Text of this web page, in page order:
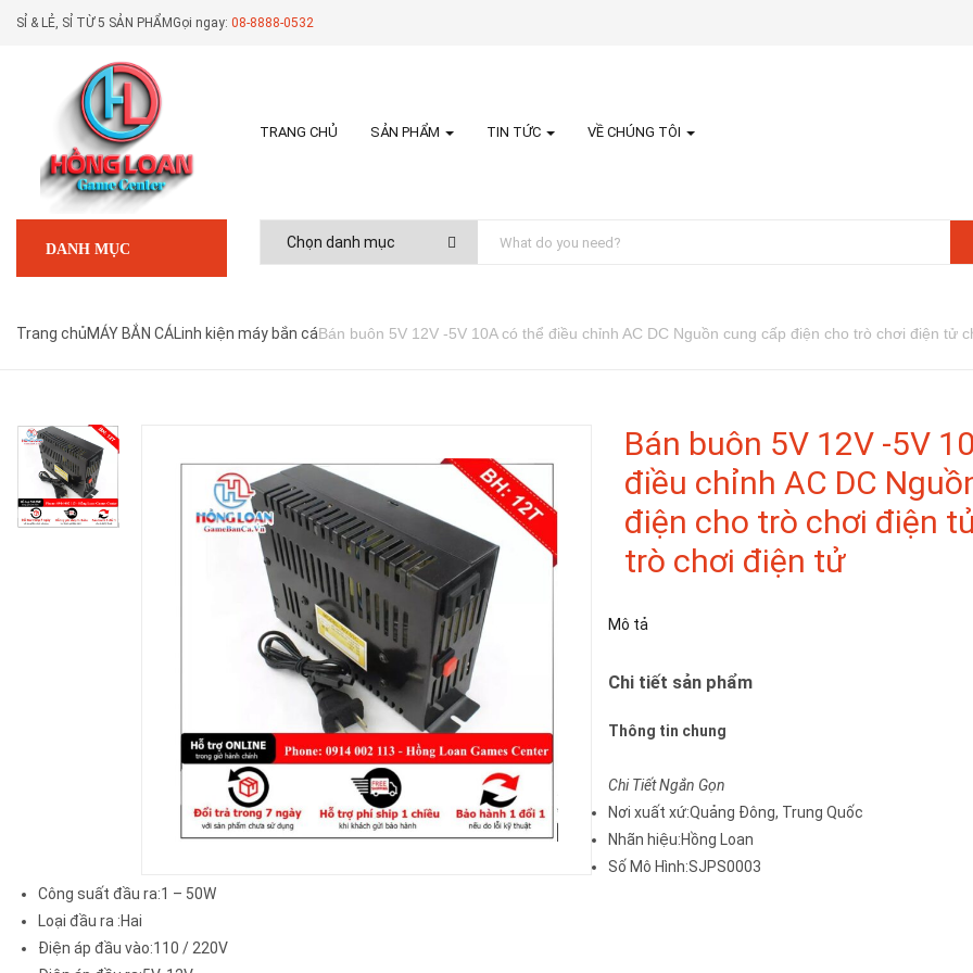
SỈ & LẺ, SỈ TỪ 5 SẢN PHẨM Gọi ngay: 08-8888-0532
TRANG CHỦ SẢN PHẨM TIN TỨC VỀ CHÚNG TÔI
DANH MỤC
Trang chủMÁY BẮN CÁLinh kiện máy bắn cáBán buôn 5V 12V -5V 10A có thể điều chỉnh AC DC Nguồn cung cấp điện cho trò chơi điện tử
Bán buôn 5V 12V -5V
điều chỉnh AC DC
điện cho trò chơi điện
trò chơi điện tử
Mô tả
Chi tiết sản phẩm
Thông tin chung
Chi Tiết Ngắn Gọn
Nơi xuất xứ:Quảng Đông, Trung Quốc
Nhãn hiệu:Hồng Loan
Số Mô Hình:SJPS0003
Công suất đầu ra:1 – 50W
Loại đầu ra :Hai
Điện áp đầu vào:110 / 220V